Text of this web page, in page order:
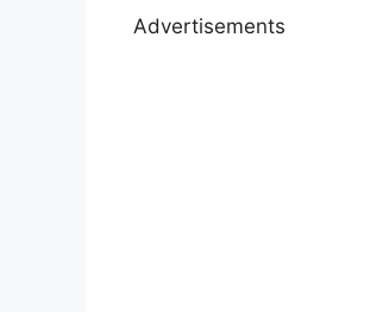
Advertisements